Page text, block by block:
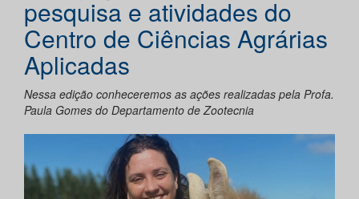
pesquisa e atividades do
Centro de Ciências Agrárias
Aplicadas
Nessa edição conheceremos as ações realizadas pela Profa.
Paula Gomes do Departamento de Zootecnia